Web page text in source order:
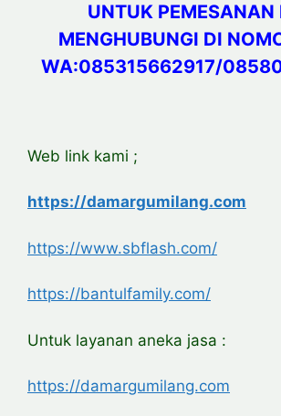
UNTUK PEMESANAN
MENGHUBUNGI DI
WA:085315662917/
Web link kami ;
https://damargumilang.com
https://www.sbflash.com/
https://bantulfamily.com/
Untuk layanan aneka jasa :
https://damargumilang.com